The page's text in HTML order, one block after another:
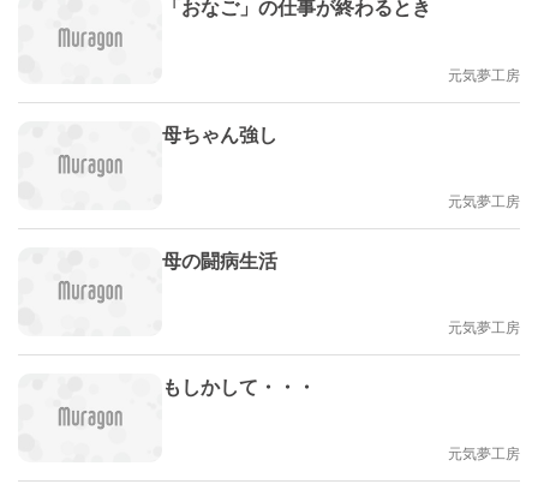
「おなご」の仕事が終わるとき
元気夢工房
母ちゃん強し
元気夢工房
母の闘病生活
元気夢工房
もしかして・・・
元気夢工房